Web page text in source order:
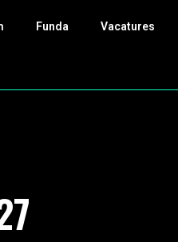
Funda Vacatures